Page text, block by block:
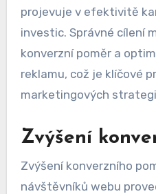
projevuje v efektivitě
investic. Správné cílení
konverzní poměr a
reklamu, což je klíčové
marketingových
Zvýšení
Zvýšení konverzního
návštěvníků webu